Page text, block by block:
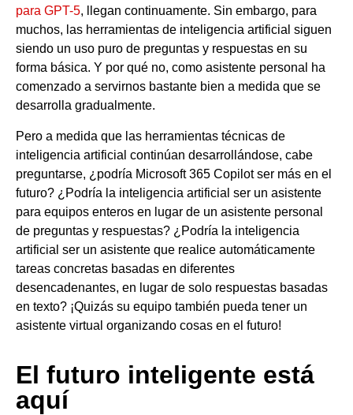
para GPT-5, llegan continuamente. Sin embargo, para
muchos, las herramientas de inteligencia artificial siguen
siendo un uso puro de preguntas y respuestas en su
forma básica. Y por qué no, como asistente personal ha
comenzado a servirnos bastante bien a medida que se
desarrolla gradualmente.
Pero a medida que las herramientas técnicas de
inteligencia artificial continúan desarrollándose, cabe
preguntarse, ¿podría Microsoft 365 Copilot ser más en el
futuro? ¿Podría la inteligencia artificial ser un asistente
para equipos enteros en lugar de un asistente personal
de preguntas y respuestas? ¿Podría la inteligencia
artificial ser un asistente que realice automáticamente
tareas concretas basadas en diferentes
desencadenantes, en lugar de solo respuestas basadas
en texto? ¡Quizás su equipo también pueda tener un
asistente virtual organizando cosas en el futuro!
El futuro inteligente está
aquí